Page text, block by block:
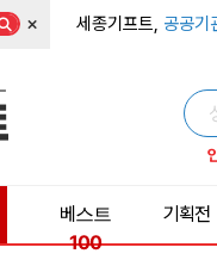
× 세종기프트, 공공기
베스트
100
기획전